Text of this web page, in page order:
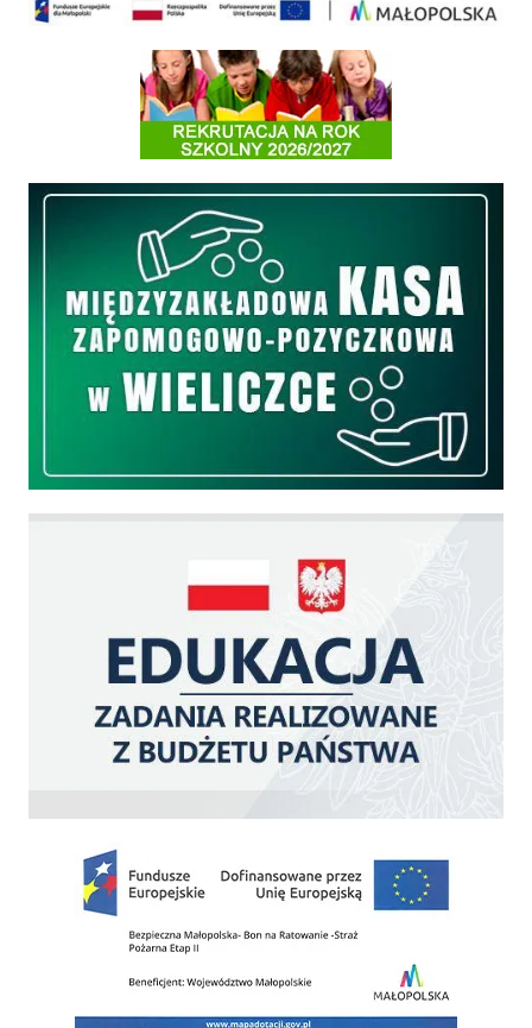
Informacja o terminach rekrutacji na rok szkolny 2026/2027
Międzyzakładowa Kasa Zapomogowo - Pożyczkowa
Zakup fabrycznie nowego, średniego samochodu ratowniczo-gaśniczego z